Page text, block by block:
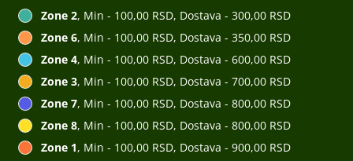
Zone 2, Min - 100,00 RSD, Dostava - 300,00 RSD
Zone 6, Min - 100,00 RSD, Dostava - 350,00 RSD
Zone 4, Min - 100,00 RSD, Dostava - 600,00 RSD
Zone 3, Min - 100,00 RSD, Dostava - 700,00 RSD
Zone 7, Min - 100,00 RSD, Dostava - 800,00 RSD
Zone 8, Min - 100,00 RSD, Dostava - 800,00 RSD
Zone 1, Min - 100,00 RSD, Dostava - 900,00 RSD